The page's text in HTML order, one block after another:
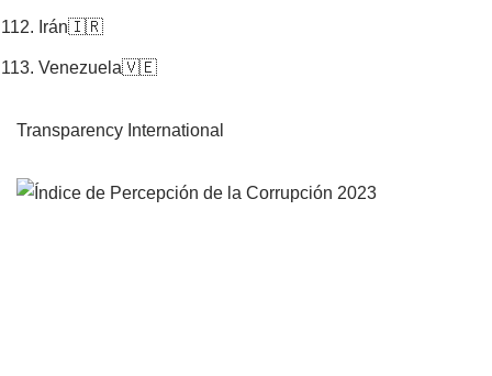
Irán🇮🇷
Venezuela🇻🇪
Transparency International